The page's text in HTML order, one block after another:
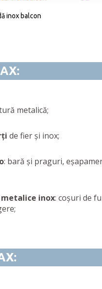
inox balcon
metalică;
de fier și inox;
: bară și praguri,
inox: coșuri de